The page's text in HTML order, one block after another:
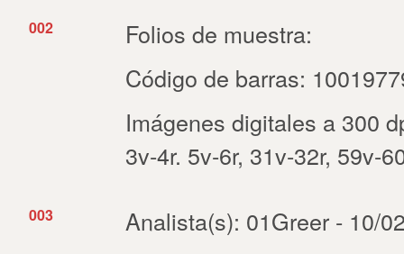
002
Folios de muestra:
Código de barras:
Imágenes digitales a 300
3v-4r. 5v-6r, 31v-32r, 59v-
003 Analista(s): 01Greer - 10/